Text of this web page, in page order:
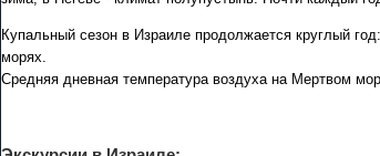
Купальный сезон в Израиле продолжается круглый
морях.
Средняя дневная температура воздуха на Мертвом